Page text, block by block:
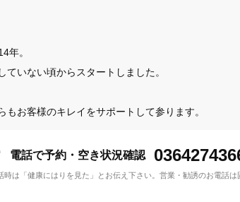
年。
いない頃からスタートしました。
お客様のキレイをサポートして参ります。
電話で予約・空き状況確認
時は「健康にはりを見た」とお伝え下さい。 営業・勧誘のお電話は